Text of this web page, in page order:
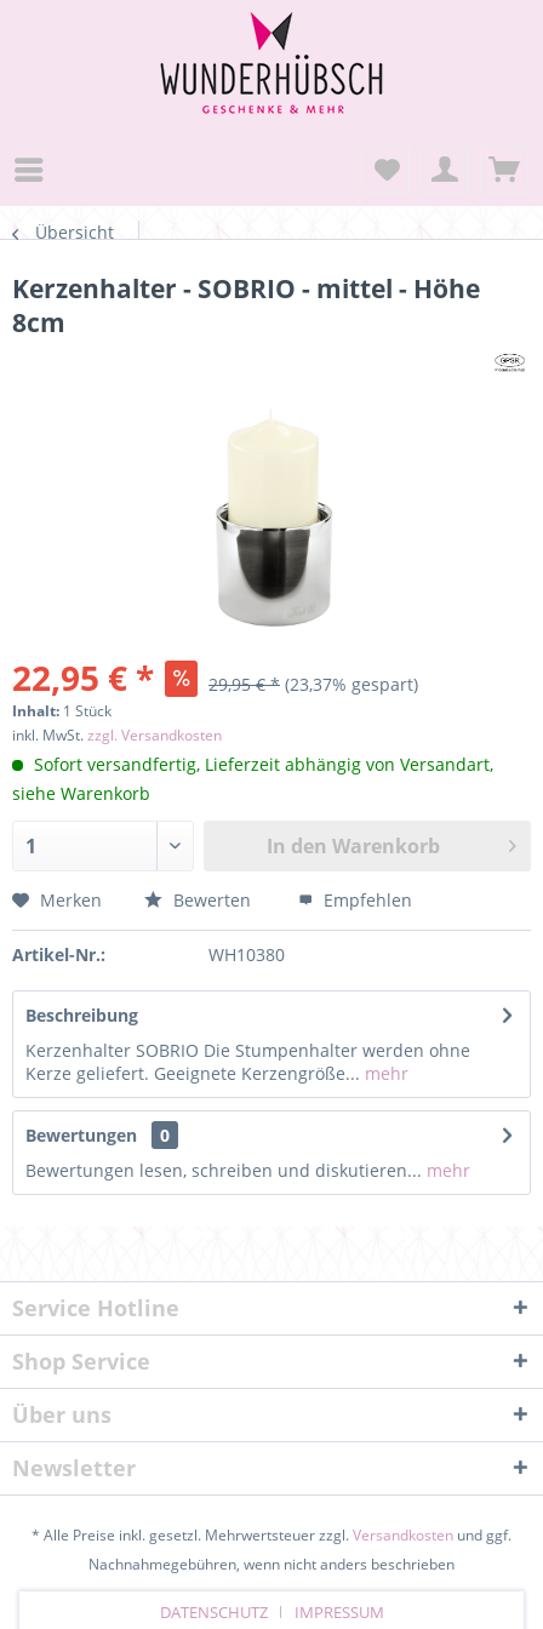
Übersicht
Kerzenhalter - SOBRIO - mittel - Höhe
8cm
22,95 € * 29,95 € * (23,37% gespart)
Inhalt: 1 Stück
inkl. MwSt.zzgl. Versandkosten
Sofort versandfertig, Lieferzeit abhängig von Versandart,
siehe Warenkorb
In den Warenkorb
Merken Bewerten Empfehlen
Artikel-Nr.: WH10380
Beschreibung
Kerzenhalter SOBRIO Die Stumpenhalter werden ohne
Kerze geliefert. Geeignete Kerzengröße... mehr
Bewertungen
0
Bewertungen lesen, schreiben und diskutieren... mehr
Service Hotline
Shop Service
Über uns
Newsletter
* Alle Preise inkl. gesetzl. Mehrwertsteuer zzgl.Versandkosten und ggf.
Nachnahmegebühren, wenn nicht anders beschrieben
DATENSCHUTZ IMPRESSUM